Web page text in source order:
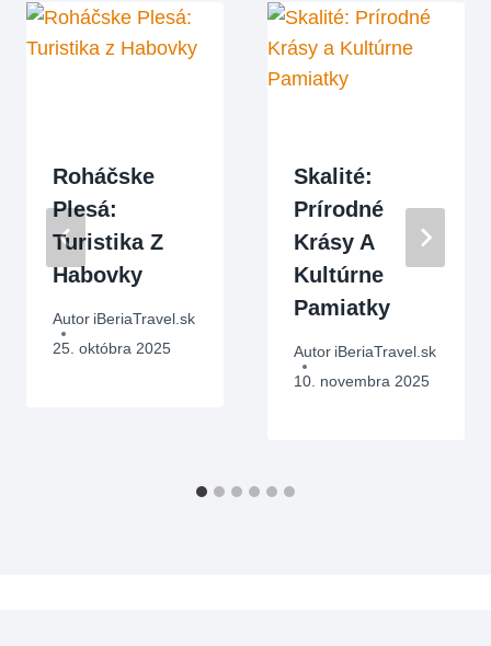
Roháčske
Plesá:
Turistika Z
Habovky
Autor iBeriaTravel.sk
25. októbra 2025
Skalité:
Prírodné
Krásy A
Kultúrne
Pamiatky
Autor iBeriaTravel.sk
10. novembra 2025